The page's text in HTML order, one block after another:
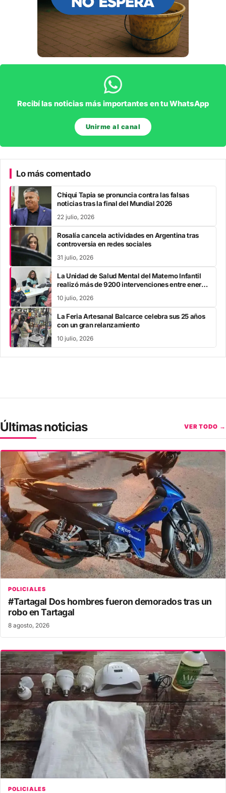
Recibí las noticias más importantes en tu WhatsApp
Unirme al canal
Lo más comentado
Chiqui Tapia se pronuncia contra las falsas
noticias tras la final del Mundial 2026
22 julio, 2026
Rosalía cancela actividades en Argentina tras
controversia en redes sociales
31 julio, 2026
La Unidad de Salud Mental del Materno Infantil
realizó más de 9200 intervenciones entre enero
10 julio, 2026
La Feria Artesanal Balcarce celebra sus 25 años
con un gran relanzamiento
10 julio, 2026
Últimas noticias VER TODO →
POLICIALES
#Tartagal Dos hombres fueron demorados tras un
robo en Tartagal
8 agosto, 2026
POLICIALES